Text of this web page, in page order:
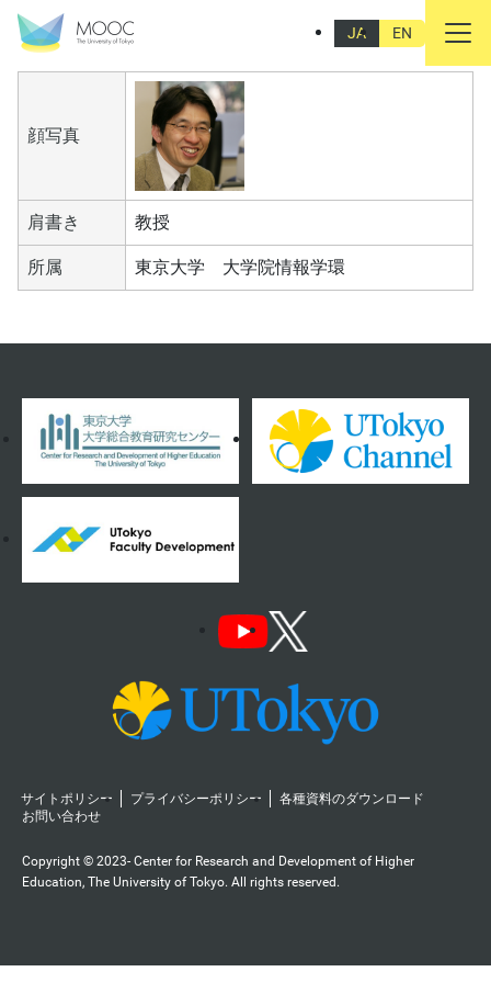
JA EN
吉見 俊哉
顔写真
肩書き 教授
所属 東京大学 大学院情報学環
サイトポリシー プライバシーポリシー
各種資料のダウンロード
お問い合わせ
Copyright © 2023- Center for Research and Development of Higher
Education, The University of Tokyo. All rights reserved.️